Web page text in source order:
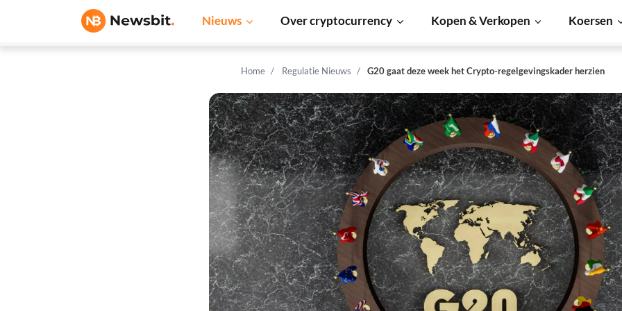
Nieuws Over cryptocurrency Kopen & Verkopen Koersen
Home Regulatie Nieuws G20 gaat deze week het Crypto-regelgevingskader herzien